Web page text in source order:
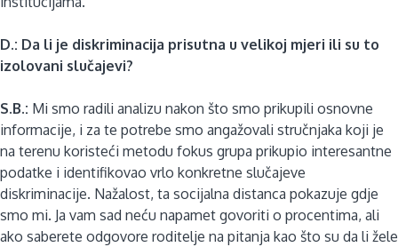
D.: Da li je diskriminacija prisutna u velikoj mjeri ili su to
izolovani slučajevi?
S.B.: Mi smo radili analizu nakon što smo prikupili osnovne
informacije, i za te potrebe smo angažovali stručnjaka koji je
na terenu koristeći metodu fokus grupa prikupio interesantne
podatke i identifikovao vrlo konkretne slučajeve
diskriminacije. Nažalost, ta socijalna distanca pokazuje gdje
smo mi. Ja vam sad neću napamet govoriti o procentima, ali
ako saberete odgovore roditelje na pitanja kao što su da li žele